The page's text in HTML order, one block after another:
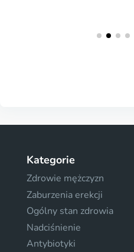
Kategorie
Zdrowie mężczyzn
Zaburzenia erekcji
Ogólny stan zdrowia
Nadciśnienie
Antybiotyki